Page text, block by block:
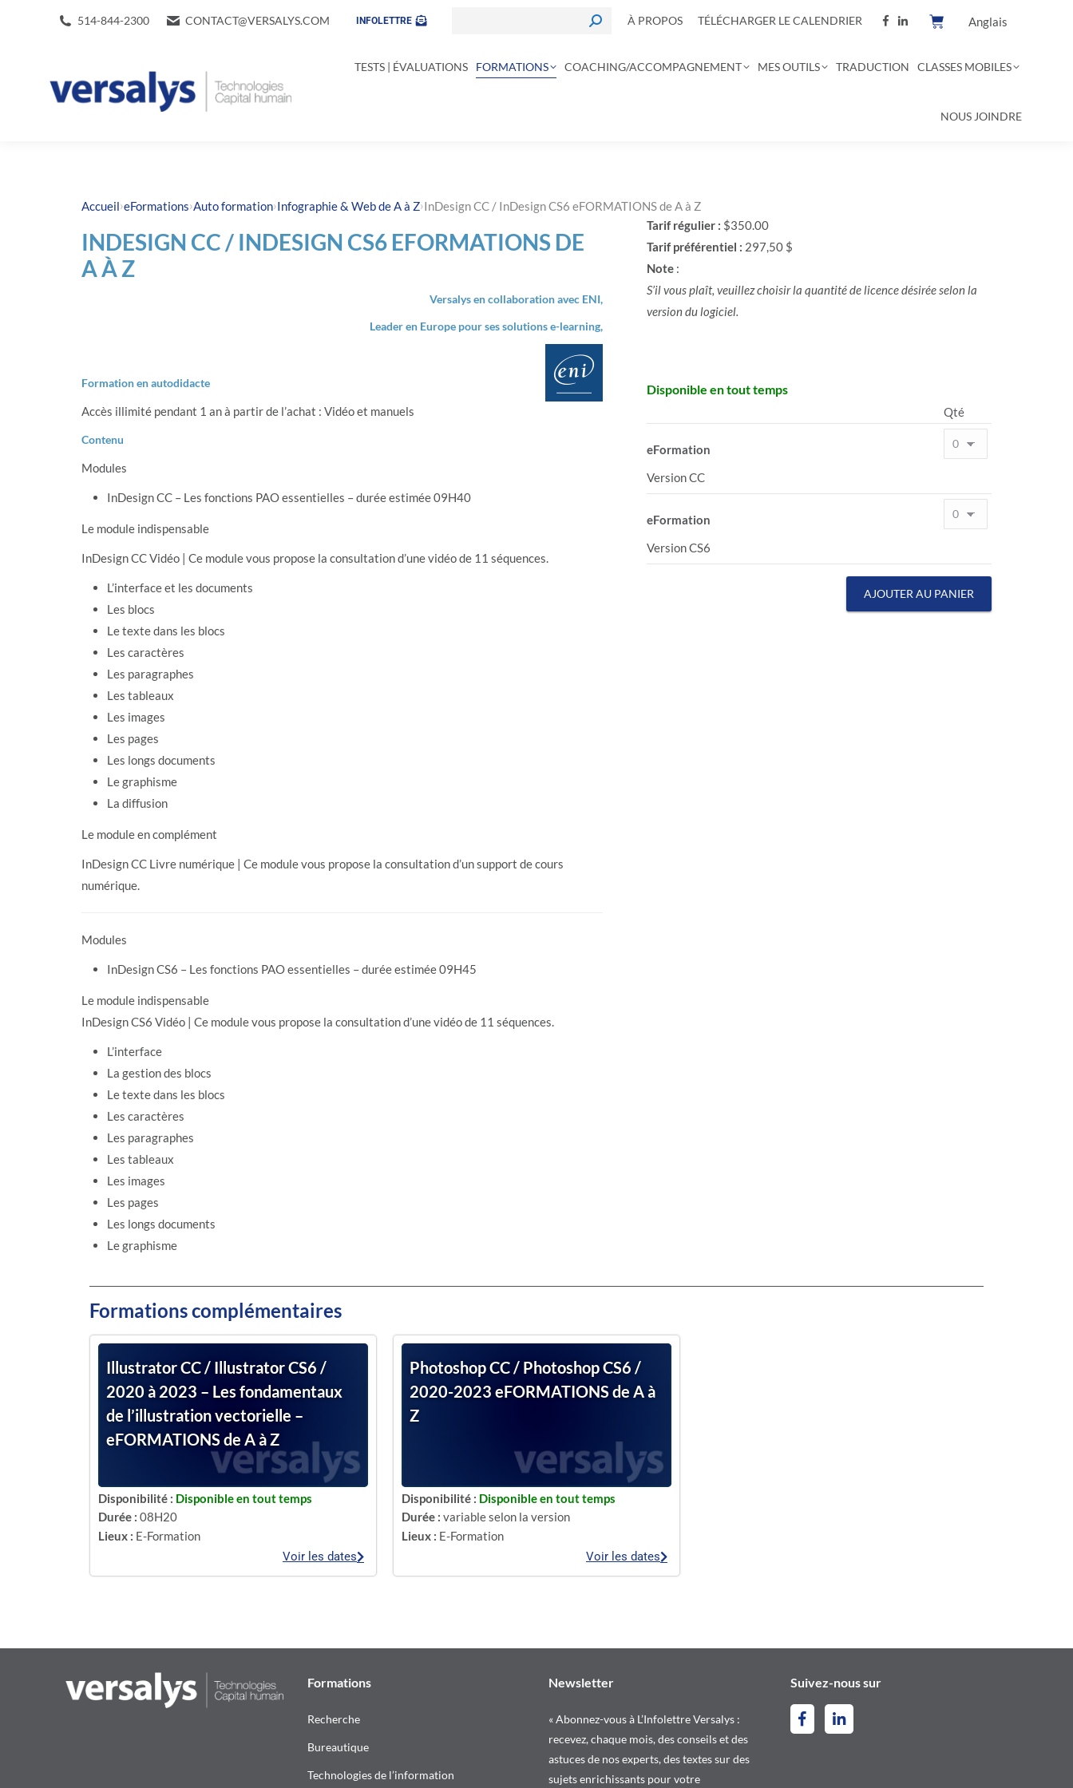
514-844-2300 CONTACT@VERSALYS.COM INFOLETTRE À PROPOS TÉLÉCHARGER LE CALENDRIER Anglais
TESTS | ÉVALUATIONS FORMATIONS COACHING/ACCOMPAGNEMENT MES OUTILS TRADUCTION CLASSES MOBILES
NOUS JOINDRE
Accueil›eFormations›Auto formation›Infographie & Web de A à Z›InDesign CC / InDesign CS6 eFORMATIONS de A à Z
INDESIGN CC / INDESIGN CS6 EFORMATIONS DE
A À Z
Versalys en collaboration avec ENI,
Leader en Europe pour ses solutions e-learning,
Formation en autodidacte
Accès illimité pendant 1 an à partir de l’achat : Vidéo et manuels
Contenu
Modules
InDesign CC – Les fonctions PAO essentielles – durée estimée 09H40
Le module indispensable
InDesign CC Vidéo | Ce module vous propose la consultation d’une vidéo de 11 séquences.
L’interface et les documents
Les blocs
Le texte dans les blocs
Les caractères
Les paragraphes
Les tableaux
Les images
Les pages
Les longs documents
Le graphisme
La diffusion
Le module en complément
InDesign CC Livre numérique | Ce module vous propose la consultation d’un support de cours
numérique.
Modules
InDesign CS6 – Les fonctions PAO essentielles – durée estimée 09H45
Le module indispensable
InDesign CS6 Vidéo | Ce module vous propose la consultation d’une vidéo de 11 séquences.
L’interface
La gestion des blocs
Le texte dans les blocs
Les caractères
Les paragraphes
Les tableaux
Les images
Les pages
Les longs documents
Le graphisme
Tarif régulier : $350.00
Tarif préférentiel : 297,50 $
Note:
S’il vous plaît, veuillez choisir la quantité de licence désirée selon la
version du logiciel.
Disponible en tout temps
Qté
eFormation
Version CC
eFormation
Version CS6
AJOUTER AU PANIER
Formations complémentaires
Illustrator CC / Illustrator CS6 /
2020 à 2023 – Les fondamentaux
de l’illustration vectorielle –
eFORMATIONS de A à Z
Disponibilité : Disponible en tout temps
Durée : 08H20
Lieux : E-Formation
Voir les dates
Photoshop CC / Photoshop CS6 /
2020-2023 eFORMATIONS de A à
Z
Disponibilité : Disponible en tout temps
Durée : variable selon la version
Lieux : E-Formation
Voir les dates
Formations
Recherche
Bureautique
Technologies de l’information
Newsletter
« Abonnez-vous à L’Infolettre Versalys :
recevez, chaque mois, des conseils et des
astuces de nos experts, des textes sur des
sujets enrichissants pour votre
Suivez-nous sur